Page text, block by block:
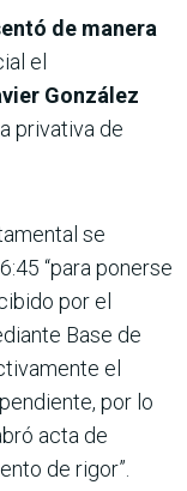
de manera
el
González
privativa de
se
“para ponerse
por el
Base de
el
por lo
acta de
de rigor”.